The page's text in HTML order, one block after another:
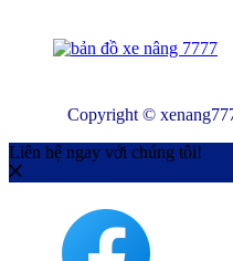
Copyright ©
Liên hệ ngay với chúng tôi!